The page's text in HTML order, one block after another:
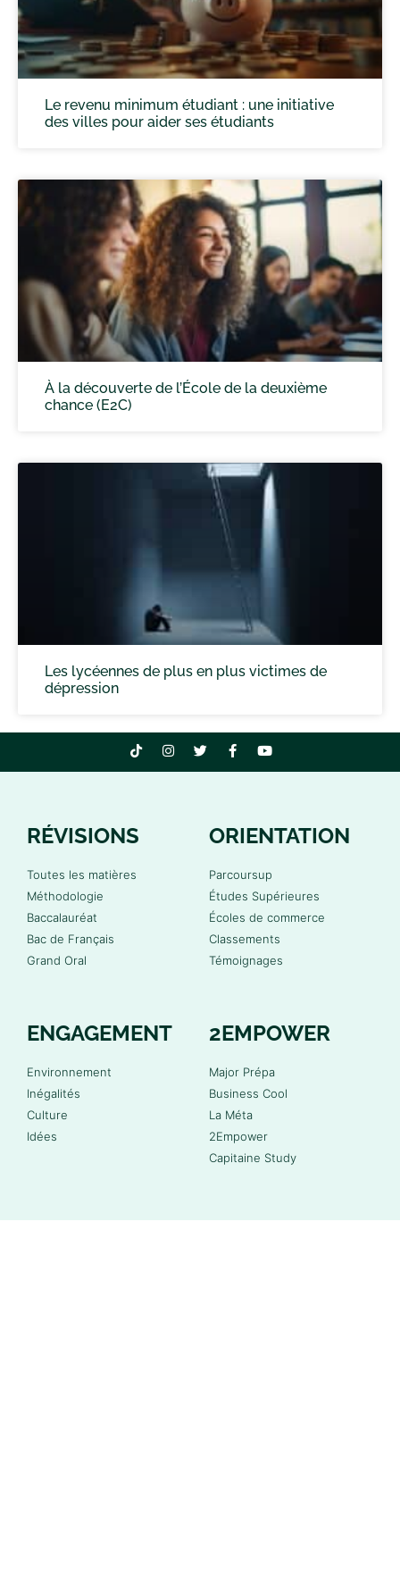
Le revenu minimum étudiant : une initiative
des villes pour aider ses étudiants
À la découverte de l’École de la deuxième
chance (E2C)
Les lycéennes de plus en plus victimes de
dépression
RÉVISIONS
Toutes les matières
Méthodologie
Baccalauréat
Bac de Français
Grand Oral
ORIENTATION
Parcoursup
Études Supérieures
Écoles de commerce
Classements
Témoignages
ENGAGEMENT
Environnement
Inégalités
Culture
Idées
2EMPOWER
Major Prépa
Business Cool
La Méta
2Empower
Capitaine Study